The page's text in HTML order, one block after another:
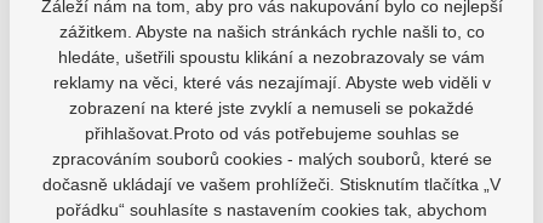
Varianty
Dětská, Obrácený gard, BA26
EAN: 688698664423
Není skladem
Záleží nám na tom, aby pro vás nakupování bylo co nejlepší
zážitkem. Abyste na našich stránkách rychle našli to, co
hledáte, ušetřili spoustu klikání a nezobrazovaly se vám
reklamy na věci, které vás nezajímají. Abyste web viděli v
zobrazení na které jste zvyklí a nemuseli se pokaždé
přihlašovat.Proto od vás potřebujeme souhlas se
zpracováním souborů cookies - malých souborů, které se
dočasně ukládají ve vašem prohlížeči. Stisknutím tlačítka „V
pořádku“ souhlasíte s nastavením cookies tak, abychom